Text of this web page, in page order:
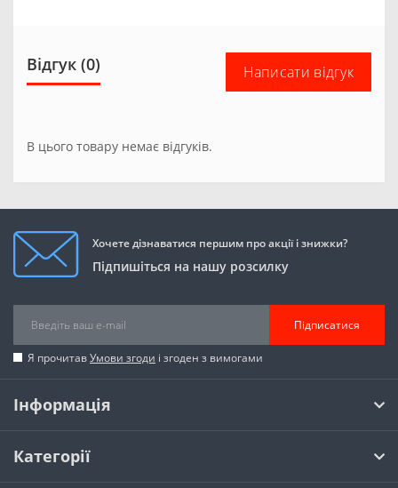
Відгук (0) Написати відгук
В цього товару немає відгуків.
Хочете дізнаватися першим про акції і знижки?
Підпишіться на нашу розсилку
Підписатися
Я прочитавУмови згоди і згоден з вимогами
Інформація
Категорії